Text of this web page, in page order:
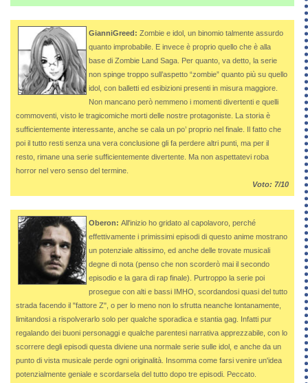
GianniGreed: Zombie e idol, un binomio talmente assurdo
quanto improbabile. E invece è proprio quello che è alla
base di Zombie Land Saga. Per quanto, va detto, la serie
non spinge troppo sull’aspetto “zombie” quanto più su quello
idol, con balletti ed esibizioni presenti in misura maggiore.
Non mancano però nemmeno i momenti divertenti e quelli
commoventi, visto le tragicomiche morti delle nostre protagoniste. La storia è
sufficientemente interessante, anche se cala un po’ proprio nel finale. Il fatto che
poi il tutto resti senza una vera conclusione gli fa perdere altri punti, ma per il
resto, rimane una serie sufficientemente divertente. Ma non aspettatevi roba
horror nel vero senso del termine.
Voto: 7/10
Oberon: All'inizio ho gridato al capolavoro, perché
effettivamente i primissimi episodi di questo anime mostrano
un potenziale altissimo, ed anche delle trovate musicali
degne di nota (penso che non scorderò mai il secondo
episodio e la gara di rap finale). Purtroppo la serie poi
prosegue con alti e bassi IMHO, scordandosi quasi del tutto
strada facendo il "fattore Z", o per lo meno non lo sfrutta neanche lontanamente,
limitandosi a rispolverarlo solo per qualche sporadica e stantia gag. Infatti pur
regalando dei buoni personaggi e qualche parentesi narrativa apprezzabile, con lo
scorrere degli episodi questa diviene una normale serie sulle idol, e anche da un
punto di vista musicale perde ogni originalità. Insomma come farsi venire un'idea
potenzialmente geniale e scordarsela del tutto dopo tre episodi. Peccato.